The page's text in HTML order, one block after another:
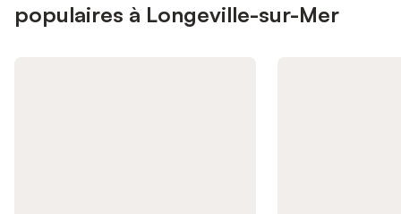
populaires à Longeville-sur-Mer